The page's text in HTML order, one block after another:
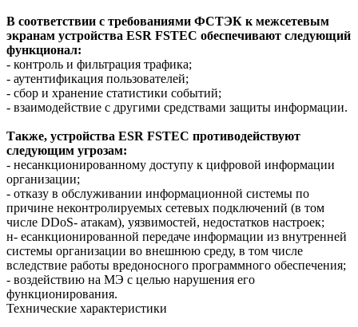
В соответствии с требованиями ФСТЭК к межсетевым
экранам устройства ESR FSTEC обеспечивают следующий
функционал:
- контроль и фильтрация трафика;
- аутентификация пользователей;
- сбор и хранение статистики событий;
- взаимодействие с другими средствами защиты информации.
Также, устройства ESR FSTEC противодействуют
следующим угрозам:
- несанкционированному доступу к цифровой информации
организации;
- отказу в обслуживании информационной системы по
причине неконтролируемых сетевых подключений (в том
числе DDoS- атакам), уязвимостей, недостатков настроек;
н- есанкционированной передаче информации из внутренней
системы организации во внешнюю среду, в том числе
вследствие работы вредоносного программного обеспечения;
- воздействию на МЭ с целью нарушения его
функционирования.
Технические характеристики